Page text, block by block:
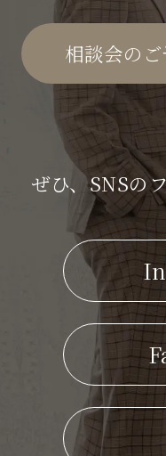
相談会の
ぜひ、SNSの